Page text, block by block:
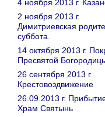
4 ноября 2013 г.
2 ноября 2013 г.
Димитриевская
суббота.
14 октября 2013 г.
Пресвятой
26 сентября 2013 г.
Крестовоздвижение
26.09.2013 г.
Храм Святынь